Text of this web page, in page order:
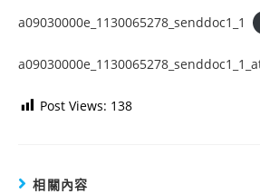
a09030000e_1130065278_senddoc1_1
Post Views: 138
相關內容